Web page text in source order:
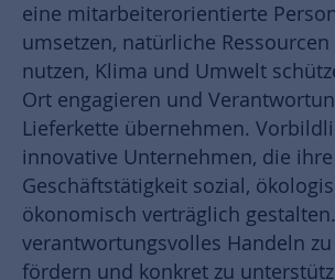
eine mitarbeiterorientierte
umsetzen, natürliche Ressourcen
nutzen, Klima und Umwelt
Ort engagieren und
Lieferkette übernehmen.
innovative Unternehmen, die
Geschäftstätigkeit sozial,
ökonomisch verträglich
verantwortungsvolles Handeln
fördern und konkret zu